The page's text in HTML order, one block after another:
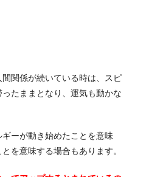
関係が続いている時は、スピ
たままとなり、運気も動かな
ーが動き始めたことを意味
を意味する場合もあります。